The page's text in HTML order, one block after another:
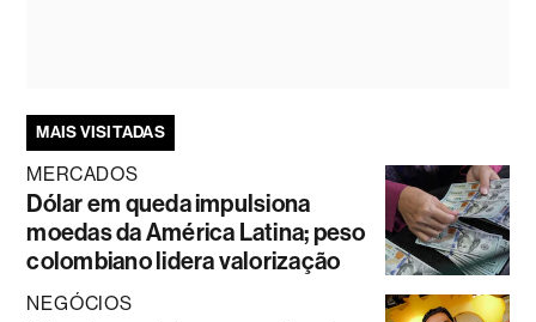
MAIS VISITADAS
MERCADOS
Dólar em queda impulsiona
moedas da América Latina; peso
colombiano lidera valorização
NEGÓCIOS